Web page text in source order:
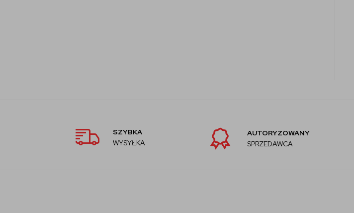
SZYBKA
WYSYŁKA
AUTORYZOWANY
SPRZEDAWCA